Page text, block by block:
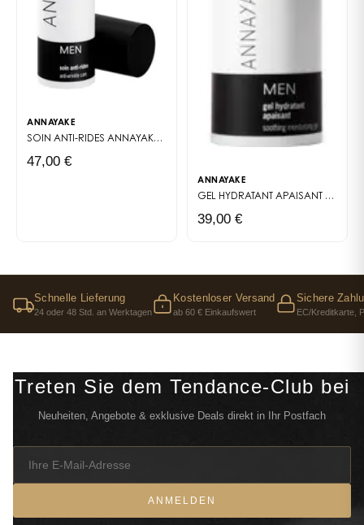
ANNAYAKE
SOIN ANTI-RIDES ANNAYAKE MEN
47,00 €
ANNAYAKE
GEL HYDRATANT APAISANT
39,00 €
Schnelle Lieferung
24 oder 48 Std. an Werktagen
Kostenloser Versand
ab 60 € Einkaufswert
Sichere
EC/Kreditkarte,
Treten Sie dem Tendance-Club bei
Neuheiten, Angebote & exklusive Deals direkt in Ihr Postfach
ANMELDEN